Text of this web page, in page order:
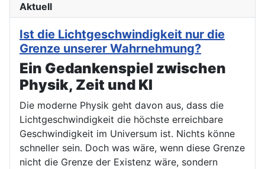
Aktuell
Ist die Lichtgeschwindigkeit nur die
Grenze unserer Wahrnehmung?
Ein Gedankenspiel zwischen
Physik, Zeit und KI
Die moderne Physik geht davon aus, dass die
Lichtgeschwindigkeit die höchste erreichbare
Geschwindigkeit im Universum ist. Nichts könne
schneller sein. Doch was wäre, wenn diese Grenze
nicht die Grenze der Existenz wäre, sondern